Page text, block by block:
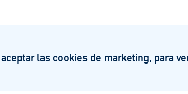
aceptar las cookies de marketing, para